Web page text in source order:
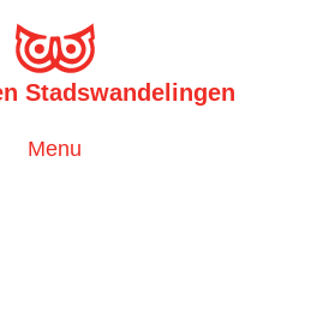
Stadswandelingen
Toggle
Menu